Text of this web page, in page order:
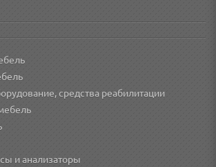
средства реабилитации
и анализаторы